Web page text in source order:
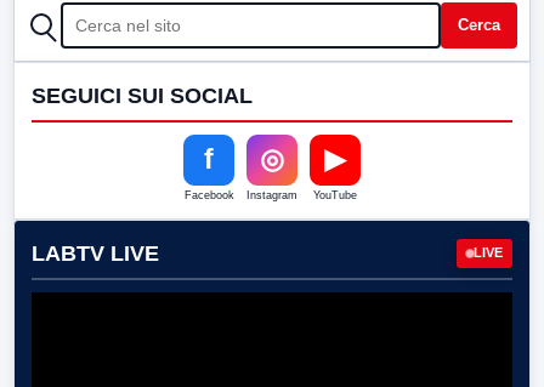
CERCA Cerca
SEGUICI SUI SOCIAL
f
Facebook
◎
Instagram
▶
YouTube
LABTV LIVE LIVE